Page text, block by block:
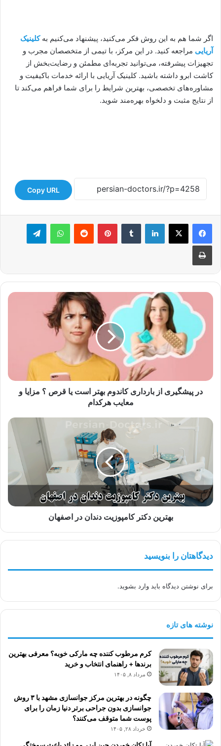
اگر شما هم به این روش فکر می‌کنید، پیشنهاد می‌کنیم بهکلینیک
آریایی مراجعه کنید. در این مرکز، با تیمی از متخصصان مجرب و
تجهیزات پیشرفته، می‌توانید تجربه‌ای مطمئن و رضایت‌بخش از
کاشت ابرو داشته باشید. کلینیک آریایی با ارائه خدمات باکیفیت و
مشاوره‌های تخصصی، بهترین شرایط را برای شما فراهم می‌کند تا
از نتایج مثبت و دلخواه بهره‌مند شوید.
Copy URL
لینکدین ‫پین‌ترست ‫رددیت واتس آپ
چاپ
د
ی
ا
ی
ک
ا
ن
ه
ا
ت
ا
ق
ر
ص
؟
م
ا
ی
ا
م
در پیشگیری از بارداری کاندوم بهتر است یا قرص ؟ مزایا و
معایب هرکدام
ب
ن
د
ک
ت
پ
و
ی
د
د
ا
ن
د
ر
ا
ص
ف
ه
ا
بهترین دکتر کامپوزیت دندان در اصفهان
دیدگاهتان را بنویسید
برای نوشتن دیدگاه باید وارد بشوید.
نوشته های تازه
کرم مرطوب کننده چه مارکی خوبه؟ معرفی بهترین
برندها + راهنمای انتخاب و خرید
مرداد ۸, ۱۴۰۵
چگونه در بهترین مرکز جوانسازی مشهد با ۳ روش
جوانسازی بدون جراحی برتر دنیا زمان را برای
پوست شما متوقف می‌کنند؟
خرداد ۲۸, ۱۴۰۵